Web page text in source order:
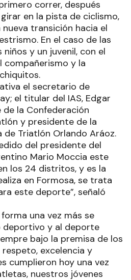
correr, después
en la pista de ciclismo,
transición hacia el
En el caso de las
y un juvenil, con el
compañerismo y la
el secretario de
el titular del IAS, Edgar
de la Confederación
y presidente de la
de Triatlón Orlando Aráoz.
del presidente del
Mario Moccia este
los 24 distritos, y es la
en Formosa, se trata
este deporte”, señaló
una vez más se
deportivo y al deporte
bajo la premisa de los
excelencia y
cumplieron hoy una vez
nuestros jóvenes